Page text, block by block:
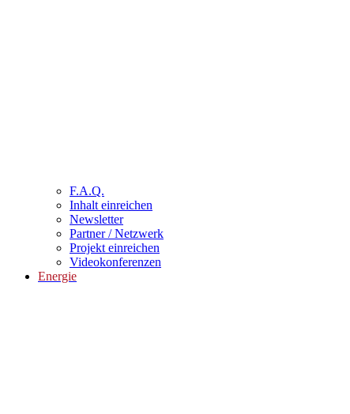
F.A.Q.
Inhalt einreichen
Newsletter
Partner / Netzwerk
Projekt einreichen
Videokonferenzen
Energie